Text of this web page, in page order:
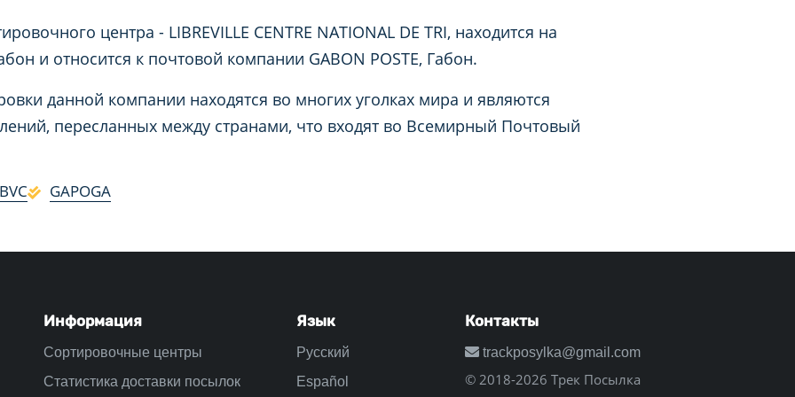
центра - LIBREVILLE CENTRE NATIONAL DE TRI, находится на
и относится к почтовой компании GABON POSTE, Габон.
данной компании находятся во многих уголках мира и являются
пересланных между странами, что входят во Всемирный Почтовый
GAPOGA
Информация
Сортировочные центры
Статистика доставки посылок
Язык
Русский
Español
Контакты
trackposylka@gmail.com
© 2018-2026 Трек Посылка